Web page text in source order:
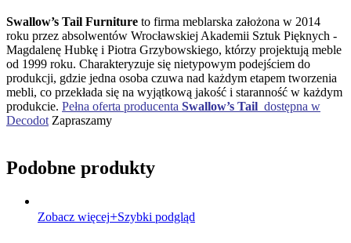
Swallow’s Tail Furniture to firma meblarska założona w 2014
roku przez absolwentów Wrocławskiej Akademii Sztuk Pięknych -
Magdalenę Hubkę i Piotra Grzybowskiego, którzy projektują meble
od 1999 roku. Charakteryzuje się nietypowym podejściem do
produkcji, gdzie jedna osoba czuwa nad każdym etapem tworzenia
mebli, co przekłada się na wyjątkową jakość i staranność w każdym
produkcie. Pełna oferta producenta Swallow’s Tail dostępna w
Decodot Zapraszamy
Podobne produkty
Zobacz więcej Szybki podgląd